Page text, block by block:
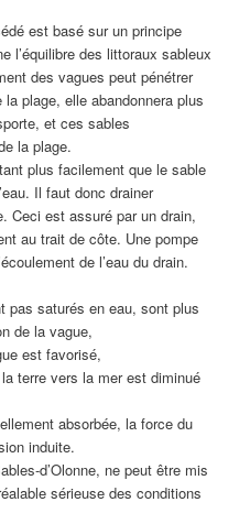
est basé sur un principe
l’équilibre des littoraux sableux
des vagues peut pénétrer
plage, elle abandonnera plus
et ces sables
la plage.
plus facilement que le sable
Il faut donc drainer
Ceci est assuré par un drain,
au trait de côte. Une pompe
de l’eau du drain.
pas saturés en eau, sont plus
de la vague,
est favorisé,
terre vers la mer est diminué
absorbée, la force du
induite.
d’Olonne, ne peut être mis
sérieuse des conditions